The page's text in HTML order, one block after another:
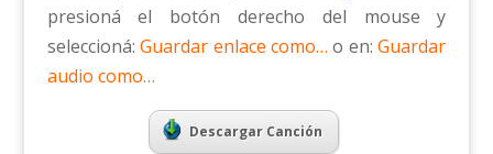
presioná el botón derecho del mouse y
seleccioná:Guardar enlace como… o en:Guardar
audio como…
Descargar Canción